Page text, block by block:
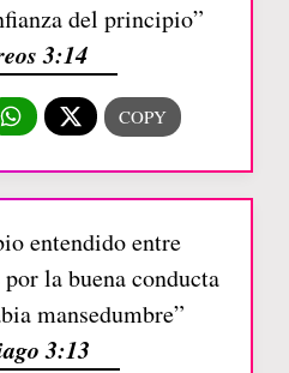
del principio”
3:14
entendido entre
la buena conducta
mansedumbre”
3:13